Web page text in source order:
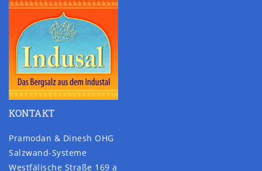
KONTAKT
Pramodan & Dinesh OHG
Salzwand-Systeme
Westfälische Straße 169 a